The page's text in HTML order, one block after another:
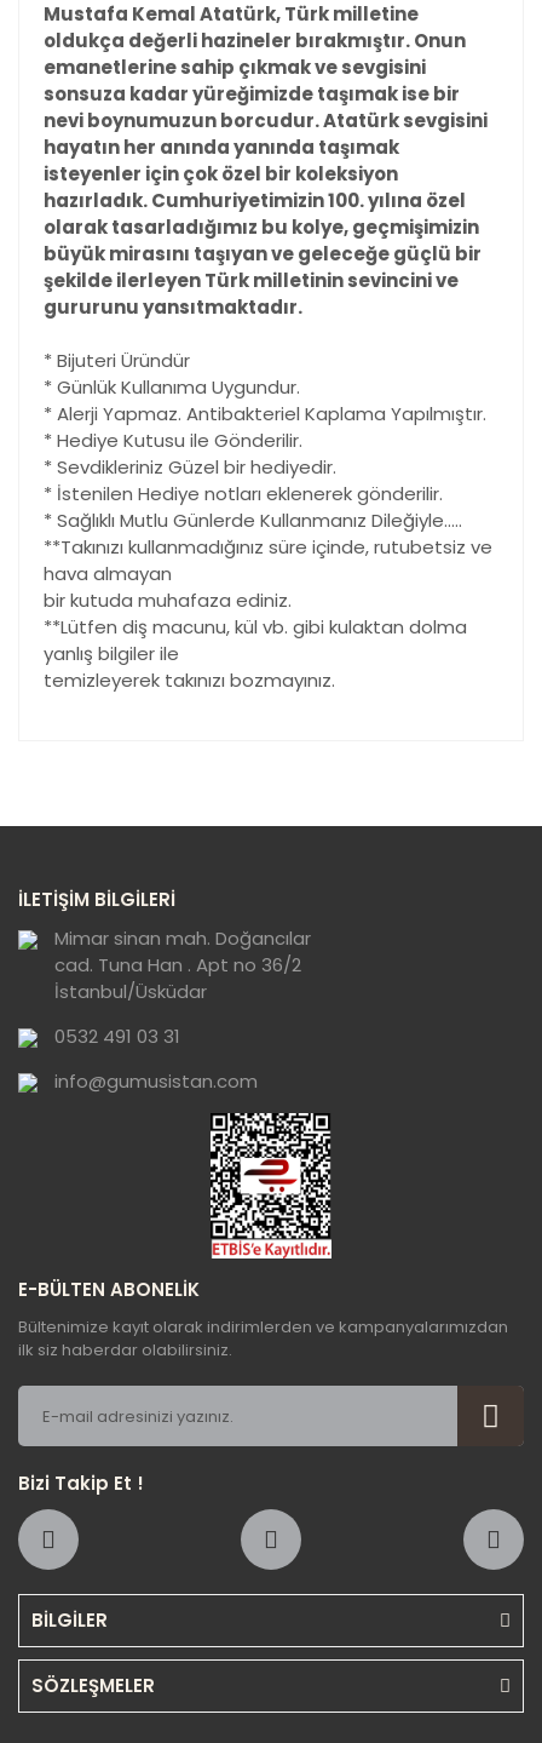
Mustafa Kemal Atatürk, Türk milletine
oldukça değerli hazineler bırakmıştır. Onun
emanetlerine sahip çıkmak ve sevgisini
sonsuza kadar yüreğimizde taşımak ise bir
nevi boynumuzun borcudur. Atatürk sevgisini
hayatın her anında yanında taşımak
isteyenler için çok özel bir koleksiyon
hazırladık. Cumhuriyetimizin 100. yılına özel
olarak tasarladığımız bu kolye, geçmişimizin
büyük mirasını taşıyan ve geleceğe güçlü bir
şekilde ilerleyen Türk milletinin sevincini ve
gururunu yansıtmaktadır.
* Bijuteri Üründür
* Günlük Kullanıma Uygundur.
* Alerji Yapmaz. Antibakteriel Kaplama Yapılmıştır.
* Hediye Kutusu ile Gönderilir.
* Sevdikleriniz Güzel bir hediyedir.
* İstenilen Hediye notları eklenerek gönderilir.
* Sağlıklı Mutlu Günlerde Kullanmanız Dileğiyle.....
**Takınızı kullanmadığınız süre içinde, rutubetsiz ve
hava almayan
bir kutuda muhafaza ediniz.
**Lütfen diş macunu, kül vb. gibi kulaktan dolma
yanlış bilgiler ile
temizleyerek takınızı bozmayınız.
görüntülenemiyor.
Ürün açıklamasında eksik bilgiler bulunuyor.
Ürün bilgilerinde hatalar bulunuyor.
Ürün fiyatı diğer sitelerden daha pahalı.
Bu ürüne benzer farklı alternatifler olmalı.
Gönder
İLETİŞİM BİLGİLERİ
Mimar sinan mah. Doğancılar
cad. Tuna Han . Apt no 36/2
İstanbul/Üsküdar
0532 491 03 31
info@gumusistan.com
BİLGİLER
SÖZLEŞMELER
E-BÜLTEN ABONELİK
Bültenimize kayıt olarak indirimlerden ve kampanyalarımızdan
ilk siz haberdar olabilirsiniz.
Bizi Takip Et !